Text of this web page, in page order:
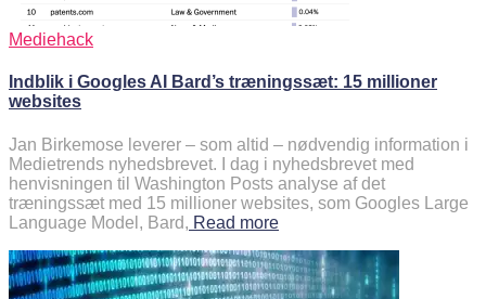
Mediehack
Indblik i Googles AI Bard’s træningssæt: 15 millioner
websites
Jan Birkemose leverer – som altid – nødvendig information i
Medietrends nyhedsbrevet. I dag i nyhedsbrevet med
henvisningen til Washington Posts analyse af det
træningssæt med 15 millioner websites, som Googles Large
Language Model, Bard, Read more